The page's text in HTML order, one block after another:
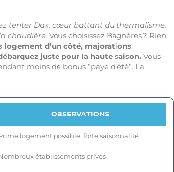
tenter Dax, cœur battant du thermalisme,
chaudière. Vous choisissez Bagnères ? Rien
logement d’un côté, majorations
juste pour la haute saison. Vous
moins de bonus “paye d’été”. La
OBSERVATIONS
logement possible, forte saisonnalité
établissements privés